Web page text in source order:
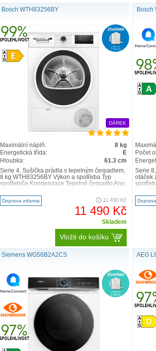
Bosch WTH83256BY
DÁREK
Maximální náplň:
8 kg
Energetická třída:
E
Hloubka:
61.3 cm
Serie 4, Sušička prádla s tepelným čerpadlem,
8 kg WTH83256BY Výkon a spotřeba Typ
spotřebiče Kondenzace Tepelné čerpadlo Ano.
Doprava zdarma 11 490 Kč
11 490 Kč
Skladem
Vložit do košíku
Bosch
Počet
Serie
otáček
Siemens WG56B2A2CS AEG